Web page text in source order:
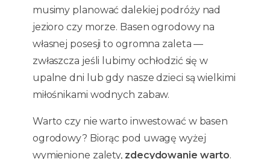
musimy planować dalekiej podróży nad
jezioro czy morze. Basen ogrodowy na
własnej posesji to ogromna zaleta —
zwłaszcza jeśli lubimy ochłodzić się w
upalne dni lub gdy nasze dzieci są wielkimi
miłośnikami wodnych zabaw.
Warto czy nie warto inwestować w basen
ogrodowy? Biorąc pod uwagę wyżej
wymienione zalety, zdecydowanie warto.